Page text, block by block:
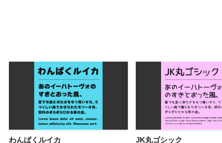
わんぱくルイカ JK丸ゴシック